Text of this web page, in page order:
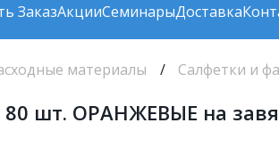
ЗаказАкцииСеминарыДоставка
материалы Салфетки и
шт. ОРАНЖЕВЫЕ на